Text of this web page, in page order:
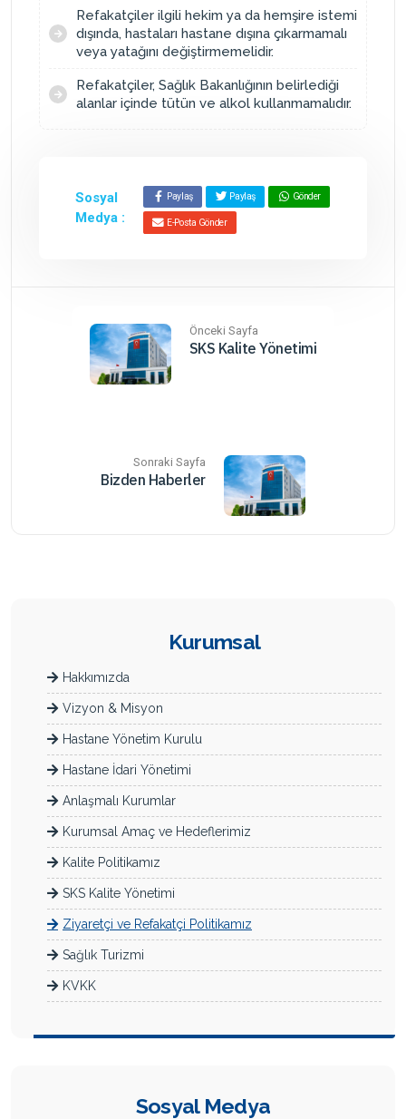
Refakatçiler ilgili hekim ya da hemşire istemi
dışında, hastaları hastane dışına çıkarmamalı
veya yatağını değiştirmemelidir.
Refakatçiler, Sağlık Bakanlığının belirlediği
alanlar içinde tütün ve alkol kullanmamalıdır.
Sosyal
Medya :
Paylaş Paylaş Gönder
E-Posta Gönder
Önceki Sayfa
SKS Kalite Yönetimi
Sonraki Sayfa
Bizden Haberler
Kurumsal
Hakkımızda
Vizyon & Misyon
Hastane Yönetim Kurulu
Hastane İdari Yönetimi
Anlaşmalı Kurumlar
Kurumsal Amaç ve Hedeflerimiz
Kalite Politikamız
SKS Kalite Yönetimi
Ziyaretçi ve Refakatçi Politikamız
Sağlık Turizmi
KVKK
Sosyal Medya